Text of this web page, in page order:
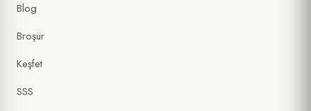
Pazarlama Açık Rıza Metni
(İsteğe Bağlı)
Blog
Broşür
Keşfet
SSS